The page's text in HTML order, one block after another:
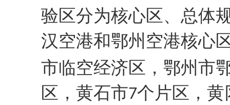
验区分为核心区、总体
汉空港和鄂州空港核心
市临空经济区，鄂州市
区，黄石市7个片区，